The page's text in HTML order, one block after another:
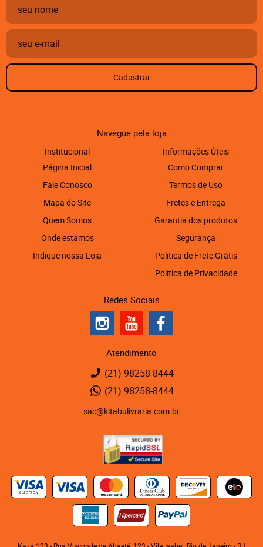
Cadastrar
Navegue pela loja
Institucional
Página Inicial
Fale Conosco
Mapa do Site
Quem Somos
Onde estamos
Indique nossa Loja
Informações Úteis
Como Comprar
Termos de Uso
Fretes e Entrega
Garantia dos produtos
Segurança
Politica de Frete Grátis
Política de Privacidade
Redes Sociais
Atendimento
(21) 98258-8444
(21) 98258-8444
sac@kitabulivraria.com.br